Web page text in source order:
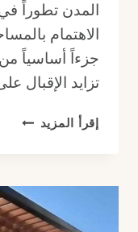
المدن تطوراً
الاهتمام
جزءاً أساسياً
تزايد الإقبال
إقرأ المزيد أحدث
فخامة